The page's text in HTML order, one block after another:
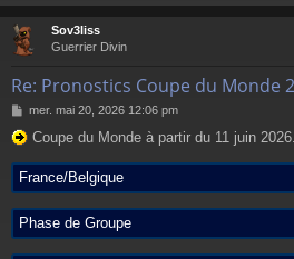
Sov3liss
Guerrier Divin
Re: Pronostics Coupe du Monde
M
s
a
g
e
mer. mai 20, 2026 12:06 pm
Coupe du Monde à partir du 11 juin 2026.
France/Belgique
Phase de Groupe